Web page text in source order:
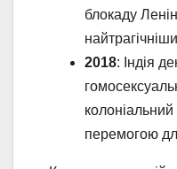
блокаду
2018: Індія
перемогою